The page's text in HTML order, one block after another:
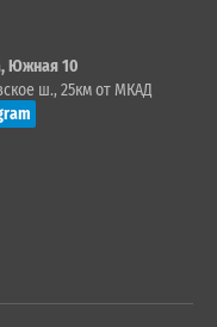
Южная 10
ш., 25км от МКАД